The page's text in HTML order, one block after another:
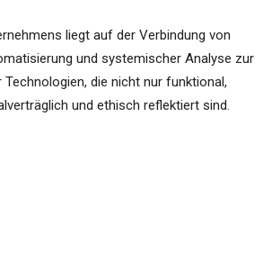
liegt auf der Verbindung von
und systemischer Analyse zur
die nicht nur funktional,
und ethisch reflektiert sind.